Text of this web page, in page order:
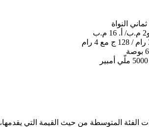
الفئة المتوسطة من حيث القيمة التي يقدمها،